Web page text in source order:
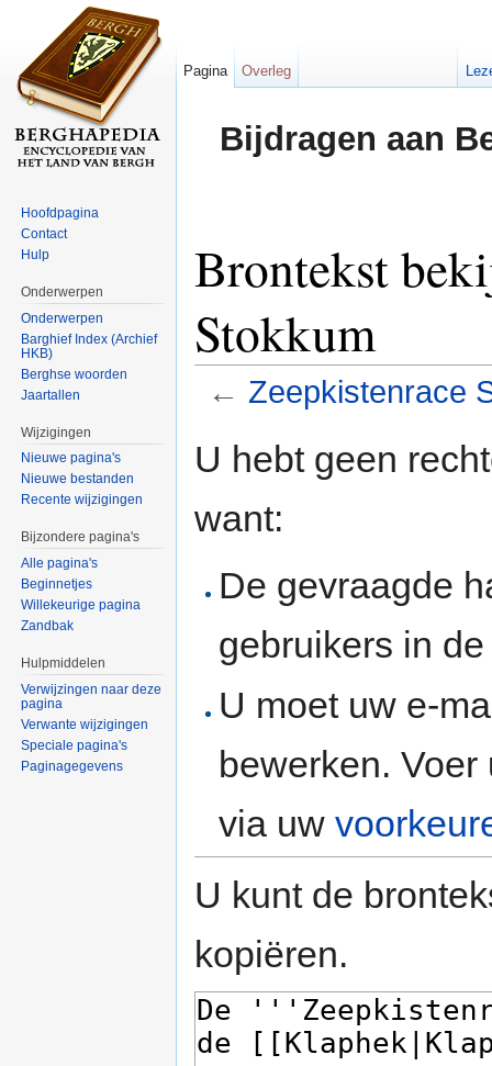
Bijdragen aan
Brontekst
Stokkum
← Zeepkistenrace
U hebt geen
want:
De gevraagde
gebruikers in
U moet uw e-
bewerken.
via uw
U kunt de
kopiëren.
Pagina Overleg
Hoofdpagina
Contact
Hulp
Onderwerpen
Onderwerpen
Barghief Index (Archief
HKB)
Berghse woorden
Jaartallen
Wijzigingen
Nieuwe pagina's
Nieuwe bestanden
Recente wijzigingen
Bijzondere pagina's
Alle pagina's
Beginnetjes
Willekeurige pagina
Zandbak
Hulpmiddelen
Verwijzingen naar deze
pagina
Verwante wijzigingen
Speciale pagina's
Paginagegevens